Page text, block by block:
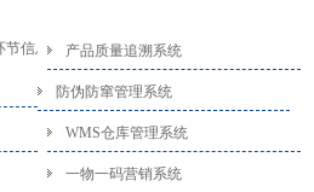
节信息 产品质量追溯系统
防伪防窜管理系统
WMS仓库管理系统
一物一码营销系统